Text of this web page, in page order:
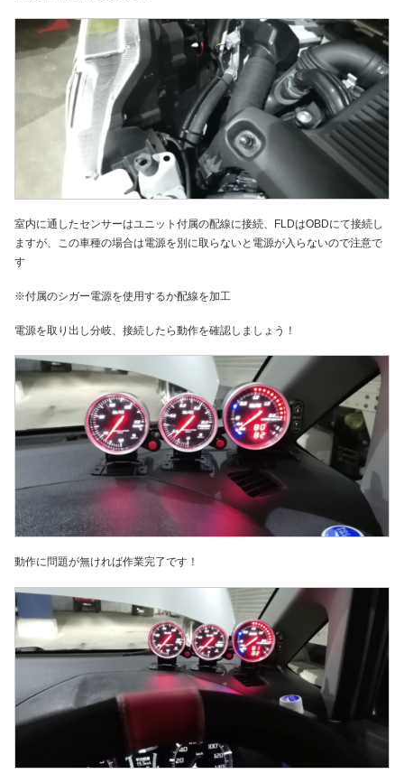
室内に通したセンサーはユニット付属の配線に接続、FLDはOBDにて接続し
ますが、この車種の場合は電源を別に取らないと電源が入らないので注意で
す
※付属のシガー電源を使用するか配線を加工
電源を取り出し分岐、接続したら動作を確認しましょう！
動作に問題が無ければ作業完了です！